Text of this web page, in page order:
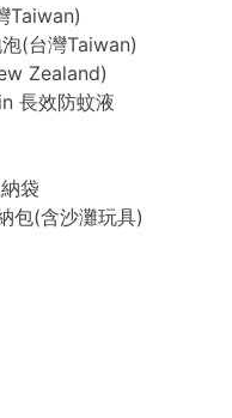
Taiwan)
(台灣Taiwan)
Zealand)
長效防蚊液
袋
包(含沙灘玩具)